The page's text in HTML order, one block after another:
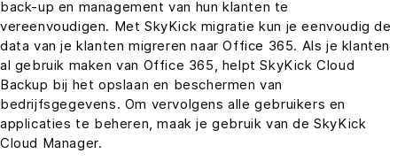
back-up en management van hun klanten te
vereenvoudigen. Met SkyKick migratie kun je eenvoudig de
data van je klanten migreren naar Office 365. Als je klanten
al gebruik maken van Office 365, helpt SkyKick Cloud
Backup bij het opslaan en beschermen van
bedrijfsgegevens. Om vervolgens alle gebruikers en
applicaties te beheren, maak je gebruik van de SkyKick
Cloud Manager.